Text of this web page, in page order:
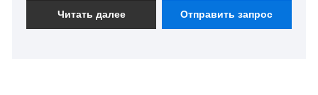
Читать далее Отправить запрос